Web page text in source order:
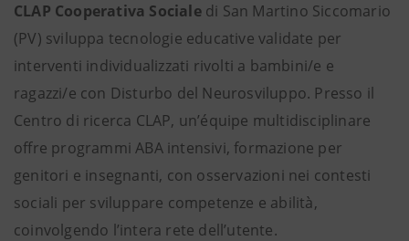
CLAP Cooperativa Socialedi San Martino Siccomario
(PV) sviluppa tecnologie educative validate per
interventi individualizzati rivolti a bambini/e e
ragazzi/e con Disturbo del Neurosviluppo. Presso il
Centro di ricerca CLAP, un’équipe multidisciplinare
offre programmi ABA intensivi, formazione per
genitori e insegnanti, con osservazioni nei contesti
sociali per sviluppare competenze e abilità,
coinvolgendo l’intera rete dell’utente.